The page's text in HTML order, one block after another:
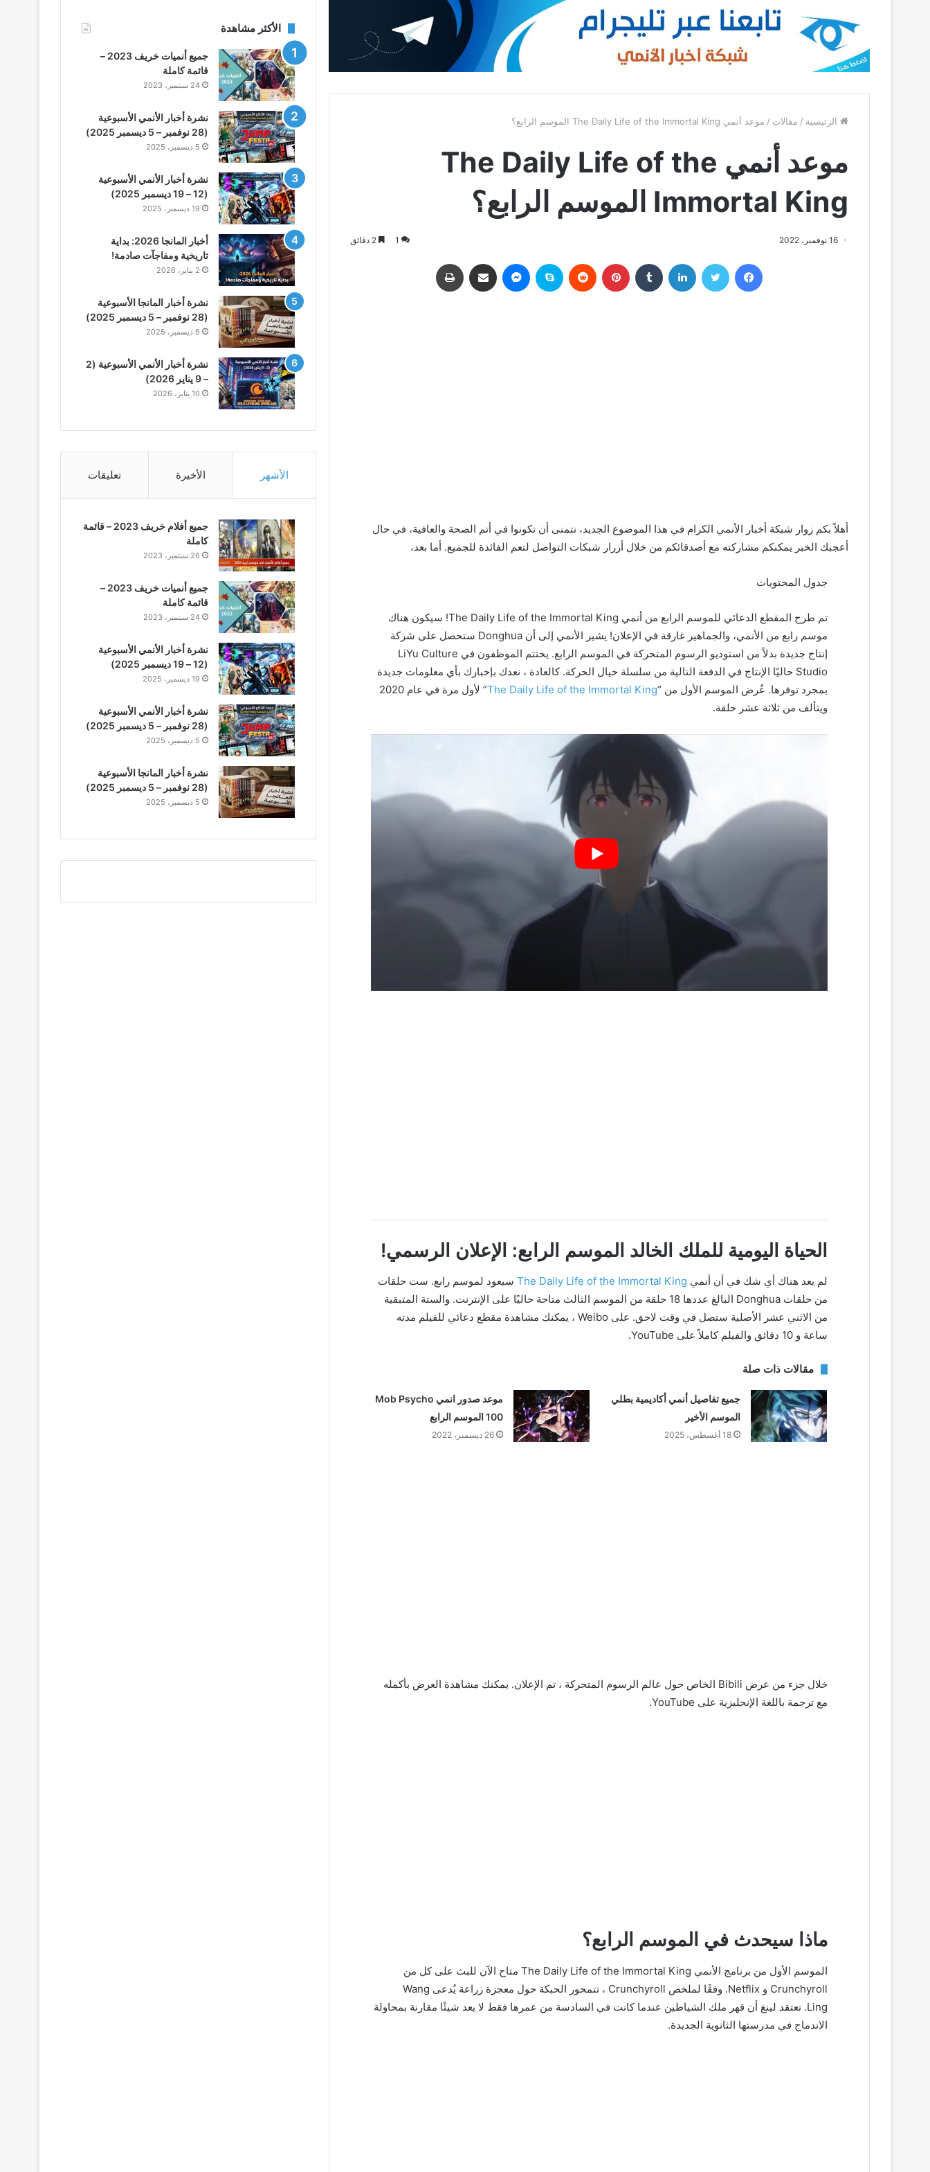
الرئيسية / مقالات / موعد أنمي The Daily Life of the Immortal King الموسم الرابع؟
موعد أنمي The Daily Life of the
Immortal King الموسم الرابع؟
16 نوفمبر، 2022 1
أهلاً بكم زوار شبكة أخبار الأنمي الكرام في هذا الموضوع الجديد، نتمنى أن تكونوا في أتم الصحة والعافية، في حال
أعجبك الخبر يمكنكم مشاركته مع أصدقائكم من خلال أزرار شبكات التواصل لتعم الفائدة للجميع. أما بعد،
جدول المحتويات
تم طرح المقطع الدعائي للموسم الرابع من أنمي The Daily Life of the Immortal King! سيكون هناك
موسم رابع من الأنمي، والجماهير غارقة في الإعلان! يشير الأنمي إلى أن Donghua ستحصل على شركة
إنتاج جديدة بدلاً من استوديو الرسوم المتحركة في الموسم الرابع. يختتم الموظفون في LiYu Culture
Studio حاليًا الإنتاج في الدفعة التالية من سلسلة خيال الحركة. كالعادة ، نعدك بإخبارك بأي معلومات جديدة
بمجرد توفرها. عُرض الموسم الأول من “The Daily Life of the Immortal King
” لأول مرة في عام 2020
ويتألف من ثلاثة عشر حلقة.
الحياة اليومية للملك الخالد الموسم الرابع: الإعلان الرسمي!
لم يعد هناك أي شك في أن أنمي The Daily Life of the Immortal King سيعود لموسم رابع. ست حلقات
من حلقات Donghua البالغ عددها 18 حلقة من الموسم الثالث متاحة حاليًا على الإنترنت. والستة المتبقية
من الاثني عشر الأصلية ستصل في وقت لاحق. على Weibo ، يمكنك مشاهدة مقطع دعائي للفيلم مدته
ساعة و 10 دقائق والفيلم كاملاً على YouTube.
مقالات ذات صلة
جميع تفاصيل أنمي أكاديمية بطلي
الموسم الأخير
18 أغسطس، 2025
موعد صدور انمي Mob Psycho
100 الموسم الرابع
26 ديسمبر، 2022
خلال جزء من عرض Bibili الخاص حول عالم الرسوم المتحركة ، تم الإعلان. يمكنك مشاهدة العرض بأكمله
مع ترجمة باللغة الإنجليزية على YouTube.
ماذا سيحدث في الموسم الرابع؟
الموسم الأول من برنامج الأنمي The Daily Life of the Immortal King متاح الآن للبث على كل من
Crunchyroll و Netflix. وفقًا لملخص Crunchyroll ، تتمحور الحبكة حول معجزة زراعة يُدعى Wang
Ling. تعتقد لينغ أن قهر ملك الشياطين عندما كانت في السادسة من عمرها فقط لا يعد شيئًا مقارنة بمحاولة
الاندماج في مدرستها الثانوية الجديدة.
الأكثر مشاهدة
جميع أنميات خريف 2023 –
قائمة كاملة
24 سبتمبر، 2023
نشرة أخبار الأنمي الأسبوعية
(28 نوفمبر – 5 ديسمبر 2025)
5 ديسمبر، 2025
نشرة أخبار الأنمي الأسبوعية
(12 – 19 ديسمبر 2025)
19 ديسمبر، 2025
أخبار المانجا 2026: بداية
تاريخية ومفاجآت صادمة!
2 يناير، 2026
نشرة أخبار المانجا الأسبوعية
(28 نوفمبر – 5 ديسمبر 2025)
5 ديسمبر، 2025
نشرة أخبار الأنمي الأسبوعية (2
– 9 يناير 2026)
10 يناير، 2026
الأشهر الأخيرة تعليقات
جميع أفلام خريف 2023 – قائمة
كاملة
26 سبتمبر، 2023
جميع أنميات خريف 2023 –
قائمة كاملة
24 سبتمبر، 2023
نشرة أخبار الأنمي الأسبوعية
(12 – 19 ديسمبر 2025)
19 ديسمبر، 2025
نشرة أخبار الأنمي الأسبوعية
(28 نوفمبر – 5 ديسمبر 2025)
5 ديسمبر، 2025
نشرة أخبار المانجا الأسبوعية
(28 نوفمبر – 5 ديسمبر 2025)
5 ديسمبر، 2025